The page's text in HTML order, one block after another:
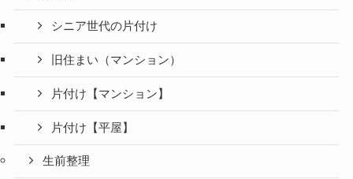
シニア世代の片付け
旧住まい（マンション）
片付け【マンション】
片付け【平屋】
生前整理